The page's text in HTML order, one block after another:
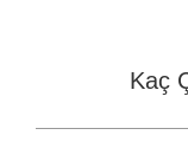
Kaç